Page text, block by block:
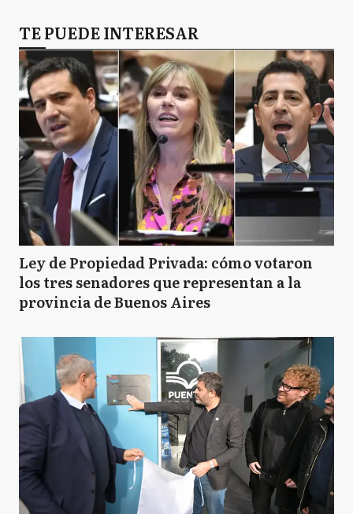
TE PUEDE INTERESAR
Ley de Propiedad Privada: cómo votaron
los tres senadores que representan a la
provincia de Buenos Aires